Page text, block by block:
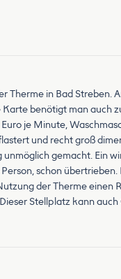
in Bad
benötigt man auch
je Minute,
und recht groß
gemacht. Ein
schon
der Therme
Stellplatz kann